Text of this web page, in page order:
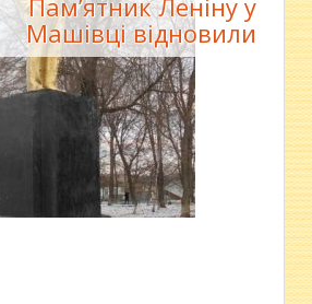
Пам’ятник Леніну у
Машівці відновили